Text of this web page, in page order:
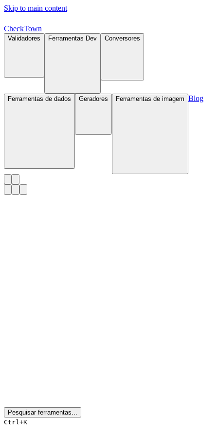
Skip to main content
CheckTown
Validadores Ferramentas Dev Conversores
Ferramentas de dados Geradores Ferramentas de imagem Blog
Pesquisar ferramentas...
Ctrl+K